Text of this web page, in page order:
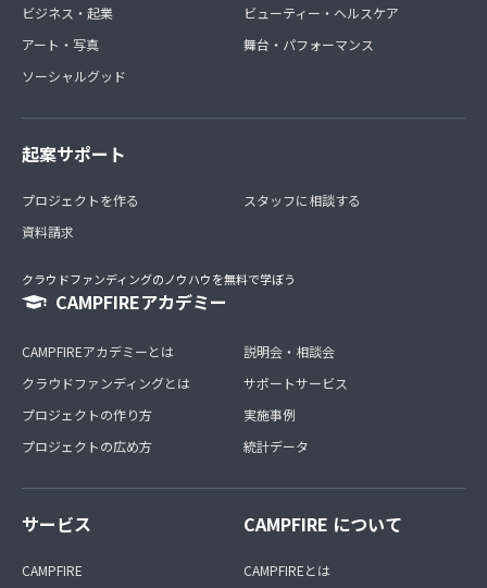
ビジネス・起業
アート・写真
ソーシャルグッド
ビューティー・ヘルスケア
舞台・パフォーマンス
起案サポート
プロジェクトを作る
資料請求
スタッフに相談する
クラウドファンディングのノウハウを無料で学ぼう
CAMPFIREアカデミー
CAMPFIREアカデミーとは
クラウドファンディングとは
プロジェクトの作り方
プロジェクトの広め方
説明会・相談会
サポートサービス
実施事例
統計データ
サービス
CAMPFIRE
CAMPFIRE について
CAMPFIREとは